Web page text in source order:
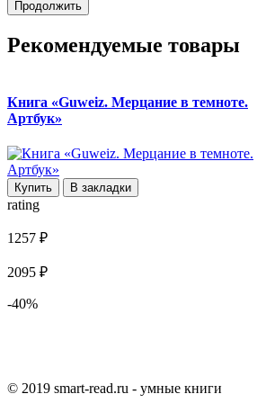
Продолжить
Рекомендуемые товары
Книга «Guweiz. Мерцание в темноте.
Артбук»
Купить В закладки
rating
1257 ₽
2095 ₽
-40%
© 2019 smart-read.ru - умные книги